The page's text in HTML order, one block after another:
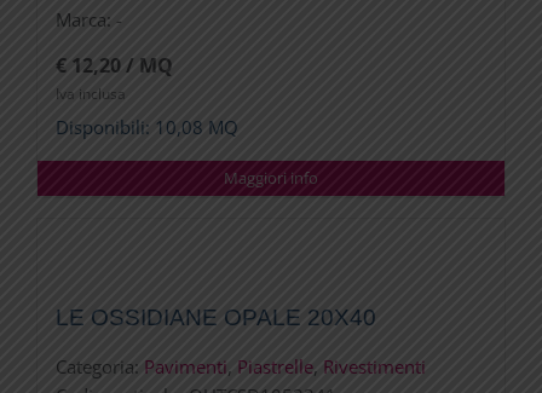
Marca: -
€ 12,20 / MQ
Iva inclusa
Disponibili: 10,08 MQ
Maggiori info
LE OSSIDIANE OPALE 20X40
Categoria: Pavimenti, Piastrelle, Rivestimenti